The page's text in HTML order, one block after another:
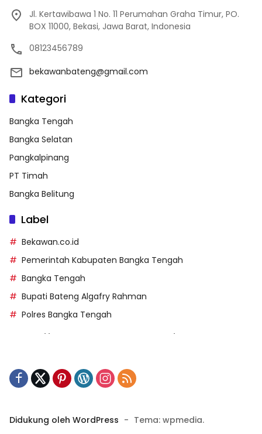
Jl. Kertawibawa 1 No. 11 Perumahan Graha Timur, PO.
BOX 11000, Bekasi, Jawa Barat, Indonesia
08123456789
bekawanbateng@gmail.com
Kategori
Bangka Tengah
Bangka Selatan
Pangkalpinang
PT Timah
Bangka Belitung
Label
Bekawan.co.id
Pemerintah Kabupaten Bangka Tengah
Bangka Tengah
Bupati Bateng Algafry Rahman
Polres Bangka Tengah
https://kecsitim.sitarokab.go.id/
Didukung oleh WordPress - Tema: wpmedia.